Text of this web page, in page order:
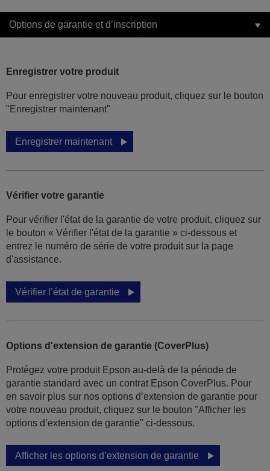
Options de garantie et d’inscription
Enregistrer votre produit
Pour enregistrer votre nouveau produit, cliquez sur le bouton
"Enregistrer maintenant"
Enregistrer maintenant
Vérifier votre garantie
Pour vérifier l'état de la garantie de votre produit, cliquez sur
le bouton « Vérifier l'état de la garantie » ci-dessous et
entrez le numéro de série de votre produit sur la page
d'assistance.
Vérifier l’état de garantie
Options d'extension de garantie (CoverPlus)
Protégez votre produit Epson au-delà de la période de
garantie standard avec un contrat Epson CoverPlus. Pour
en savoir plus sur nos options d’extension de garantie pour
votre nouveau produit, cliquez sur le bouton "Afficher les
options d’extension de garantie" ci-dessous.
Afficher les options d’extension de garantie